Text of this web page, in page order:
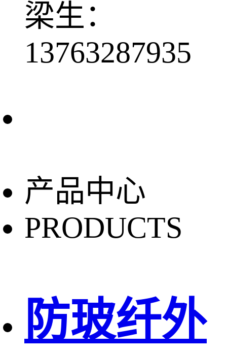
梁生：
13763287935
产品中心
PRODUCTS
防玻纤外